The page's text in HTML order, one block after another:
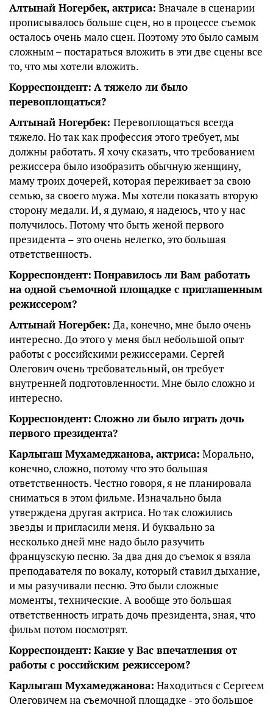
Алтынай Ногербек, актриса: Вначале в сценарии
прописывалось больше сцен, но в процессе съемок
осталось очень мало сцен. Поэтому это было самым
сложным – постараться вложить в эти две сцены все
то, что мы хотели вложить.
Корреспондент: А тяжело ли было
перевоплощаться?
Алтынай Ногербек: Перевоплощаться всегда
тяжело. Но так как профессия этого требует, мы
должны работать. Я хочу сказать, что требованием
режиссера было изобразить обычную женщину,
маму троих дочерей, которая переживает за свою
семью, за своего мужа. Мы хотели показать вторую
сторону медали. И, я думаю, я надеюсь, что у нас
получилось. Потому что быть женой первого
президента – это очень нелегко, это большая
ответственность.
Корреспондент: Понравилось ли Вам работать
на одной съемочной площадке с приглашенным
режиссером?
Алтынай Ногербек: Да, конечно, мне было очень
интересно. До этого у меня был небольшой опыт
работы с российскими режиссерами. Сергей
Олегович очень требовательный, он требует
внутренней подготовленности. Мне было сложно и
интересно.
Корреспондент: Сложно ли было играть дочь
первого президента?
Карлыгаш Мухамеджанова, актриса: Морально,
конечно, сложно, потому что это большая
ответственность. Честно говоря, я не планировала
сниматься в этом фильме. Изначально была
утверждена другая актриса. Но так сложились
звезды и пригласили меня. И буквально за
несколько дней мне надо было разучить
французскую песню. За два дня до съемок я взяла
преподавателя по вокалу, который ставил дыхание,
и мы разучивали песню. Это были сложные
моменты, технические. А вообще это большая
ответственность играть дочь президента, зная, что
фильм потом посмотрят.
Корреспондент: Какие у Вас впечатления от
работы с российским режиссером?
Карлыгаш Мухамеджанова: Находиться с Сергеем
Олеговичем на съемочной площадке - это большое